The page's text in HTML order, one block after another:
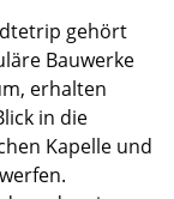
gehört
Bauwerke
erhalten
in die
Kapelle und